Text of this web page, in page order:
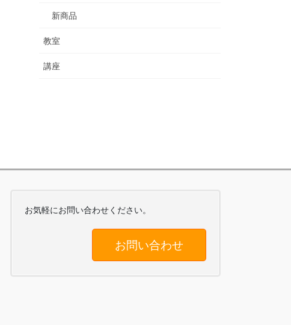
新商品
教室
講座
お気軽にお問い合わせください。
お問い合わせ